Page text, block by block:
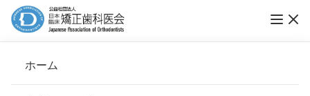
ホーム
Vol.03 ポスト大震災。いま、自分たちにでき
ること